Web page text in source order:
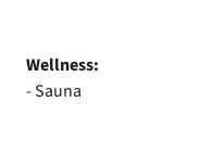
Wellness:
- Sauna